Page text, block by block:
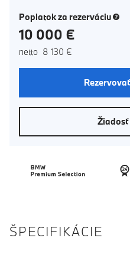
Poplatok za rezerváciu
10 000 €
netto 8 130 €
ŠPECIFIKÁCIE